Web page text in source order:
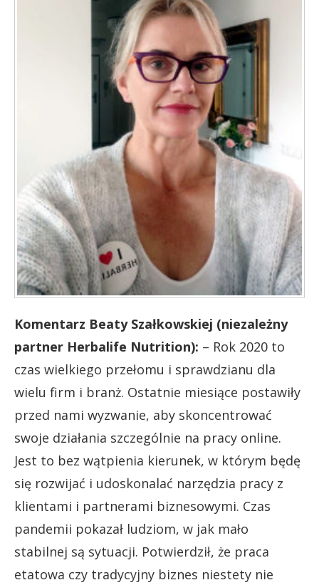
Komentarz Beaty Szałkowskiej (niezależny
partner Herbalife Nutrition): – Rok 2020 to
czas wielkiego przełomu i sprawdzianu dla
wielu firm i branż. Ostatnie miesiące postawiły
przed nami wyzwanie, aby skoncentrować
swoje działania szczególnie na pracy online.
Jest to bez wątpienia kierunek, w którym będę
się rozwijać i udoskonalać narzędzia pracy z
klientami i partnerami biznesowymi. Czas
pandemii pokazał ludziom, w jak mało
stabilnej są sytuacji. Potwierdził, że praca
etatowa czy tradycyjny biznes niestety nie